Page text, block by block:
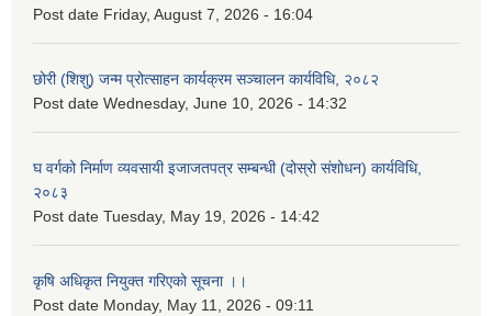
Post date Friday, August 7, 2026 - 16:04
छोरी (शिशु) जन्म प्रोत्साहन कार्यक्रम सञ्चालन कार्यविधि, २०८२
Post date Wednesday, June 10, 2026 - 14:32
घ वर्गको निर्माण व्यवसायी इजाजतपत्र सम्बन्धी (दोस्रो संशोधन) कार्यविधि,
२०८३
Post date Tuesday, May 19, 2026 - 14:42
कृषि अधिकृत नियुक्त गरिएको सूचना ।।
Post date Monday, May 11, 2026 - 09:11